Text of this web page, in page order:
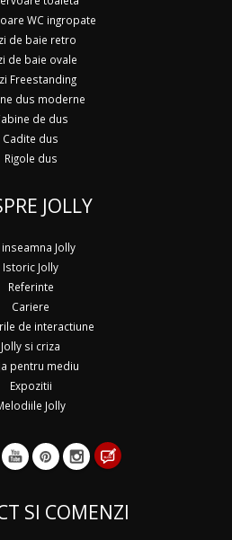
WC ingropate
de baie retro
de baie ovale
Freestanding
dus moderne
de dus
Cadite dus
Rigole dus
JOLLY
inseamna Jolly
Istoric Jolly
Referinte
Cariere
de interactiune
Jolly si criza
pentru mediu
Expozitii
Jolly
SI COMENZI